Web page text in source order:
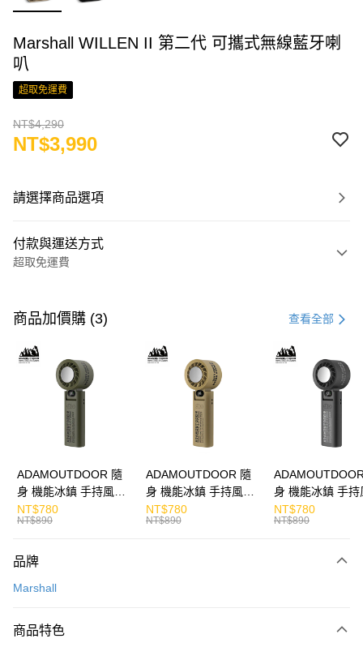
Marshall WILLEN II 第二代 可攜式無線藍牙喇
叭
超取免運費
NT$4,290
NT$3,990
請選擇商品選項
付款與運送方式
超取免運費
信用卡一次付款
LINE Pay
Apple Pay
運送方式
免運費
付款後7-11取貨
宅配
商品加價購 (3) 查看全部
ADAMOUTDOOR 隨
身 機能冰鎮 手持風扇
掛繩
NT$780
NT$890
ADAMOUTDOOR 隨
身 機能冰鎮 手持風扇
掛繩
NT$780
NT$890
身 機能冰鎮 手持
掛繩
NT$780
NT$890
品牌
Marshall
商品特色